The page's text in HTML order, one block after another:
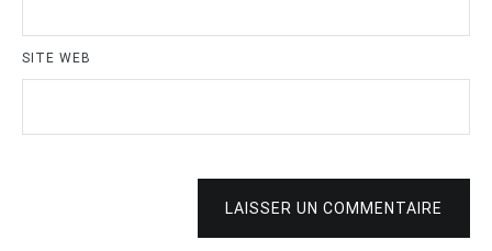
SITE WEB
LAISSER UN COMMENTAIRE